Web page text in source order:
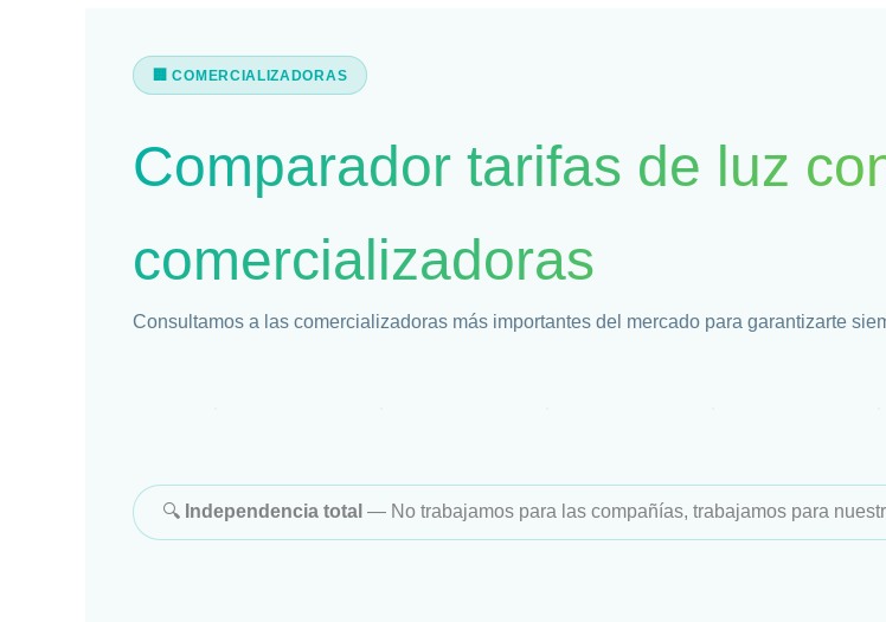
🏢 COMERCIALIZADORAS
Comparador tarifas de luz
comercializadoras
Consultamos a las comercializadoras más importantes del mercado para garantizarte
🔍 Independencia total — No trabajamos para las compañías, trabajamos para